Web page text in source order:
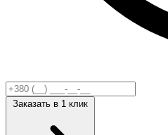
Заказать в 1 клик